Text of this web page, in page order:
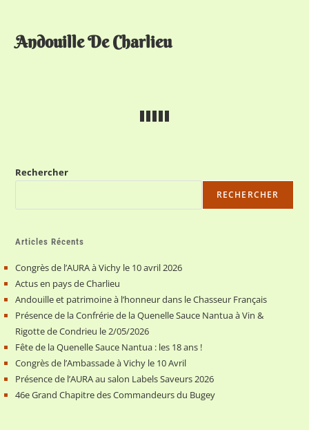
Andouille De Charlieu
Rechercher
RECHERCHER
Articles Récents
Congrès de l’AURA à Vichy le 10 avril 2026
Actus en pays de Charlieu
Andouille et patrimoine à l’honneur dans le Chasseur Français
Présence de la Confrérie de la Quenelle Sauce Nantua à Vin &
Rigotte de Condrieu le 2/05/2026
Fête de la Quenelle Sauce Nantua : les 18 ans !
Congrès de l’Ambassade à Vichy le 10 Avril
Présence de l’AURA au salon Labels Saveurs 2026
46e Grand Chapitre des Commandeurs du Bugey